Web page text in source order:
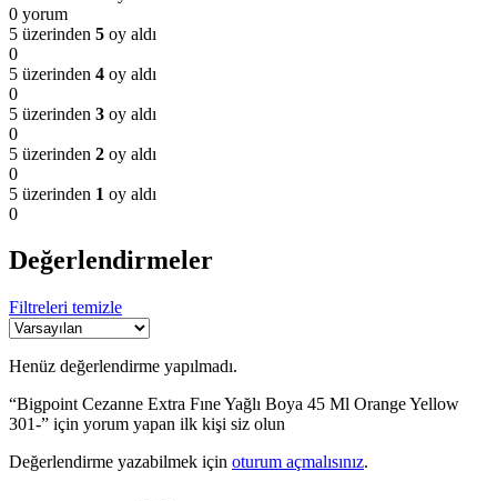
0 yorum
5 üzerinden 5 oy aldı
0
5 üzerinden 4 oy aldı
0
5 üzerinden 3 oy aldı
0
5 üzerinden 2 oy aldı
0
5 üzerinden 1 oy aldı
0
Değerlendirmeler
Filtreleri temizle
Henüz değerlendirme yapılmadı.
“Bigpoint Cezanne Extra Fıne Yağlı Boya 45 Ml Orange Yellow
301-” için yorum yapan ilk kişi siz olun
Değerlendirme yazabilmek için oturum açmalısınız.